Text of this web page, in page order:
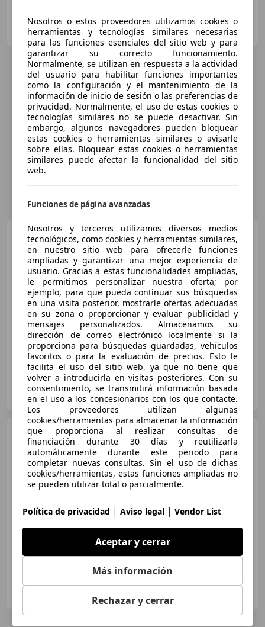
OCASIONPLUS SEVILLA CENTRO II
ES-41007 Sevilla
BMW X5xDrive 30dA
€ 30.990
Sincomparación
11/2014 116.207 km Diésel 190 kW (258 CV)
OCASIONPLUS LAS ROZAS II
ES-28232 LAS ROZAS
BMW X5 xDrive 30dA
€ 30.990
11/2014 116.207 km Diésel 190 kW (258 CV)
OCASIONPLUS CORDOBA QUEMADAS
Nosotros o estos proveedores utilizamos cookies o
herramientas y tecnologías similares necesarias
para las funciones esenciales del sitio web y para
garantizar su correcto funcionamiento.
Normalmente, se utilizan en respuesta a la actividad
del usuario para habilitar funciones importantes
como la configuración y el mantenimiento de la
información de inicio de sesión o las preferencias de
privacidad. Normalmente, el uso de estas cookies o
tecnologías similares no se puede desactivar. Sin
embargo, algunos navegadores pueden bloquear
estas cookies o herramientas similares o avisarle
sobre ellas. Bloquear estas cookies o herramientas
similares puede afectar la funcionalidad del sitio
web.
Funciones de página avanzadas
Nosotros y terceros utilizamos diversos medios
tecnológicos, como cookies y herramientas similares,
en nuestro sitio web para ofrecerle funciones
ampliadas y garantizar una mejor experiencia de
usuario. Gracias a estas funcionalidades ampliadas,
le permitimos personalizar nuestra oferta; por
ejemplo, para que pueda continuar sus búsquedas
en una visita posterior, mostrarle ofertas adecuadas
en su zona o proporcionar y evaluar publicidad y
mensajes personalizados. Almacenamos su
dirección de correo electrónico localmente si la
proporciona para búsquedas guardadas, vehículos
favoritos o para la evaluación de precios. Esto le
facilita el uso del sitio web, ya que no tiene que
volver a introducirla en visitas posteriores. Con su
consentimiento, se transmitirá información basada
en el uso a los concesionarios con los que contacte.
Los proveedores utilizan algunas
cookies/herramientas para almacenar la información
que proporciona al realizar consultas de
financiación durante 30 días y reutilizarla
automáticamente durante este periodo para
completar nuevas consultas. Sin el uso de dichas
cookies/herramientas, estas funciones ampliadas no
se pueden utilizar total o parcialmente.
Política de privacidad | Aviso legal | Vendor List
Aceptar y cerrar
Más información
Rechazar y cerrar